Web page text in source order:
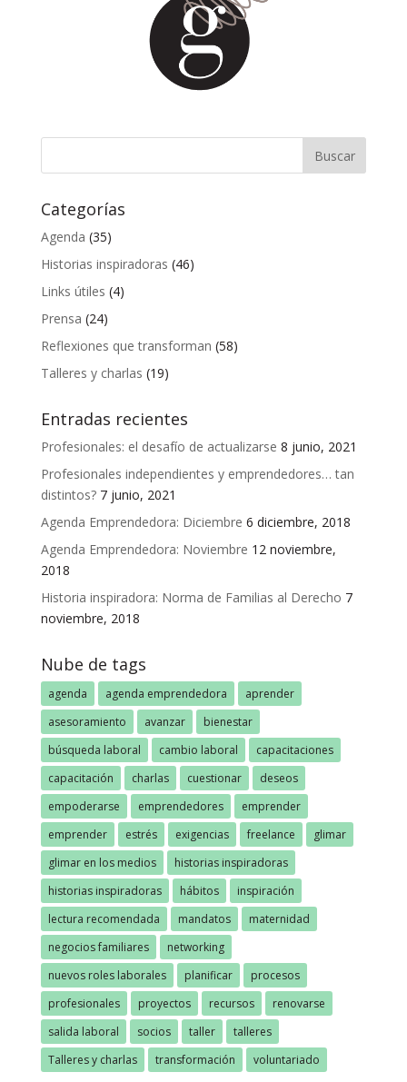
Categorías
Agenda (35)
Historias inspiradoras (46)
Links útiles (4)
Prensa (24)
Reflexiones que transforman (58)
Talleres y charlas (19)
Entradas recientes
Profesionales: el desafío de actualizarse 8 junio, 2021
Profesionales independientes y emprendedores… tan
distintos? 7 junio, 2021
Agenda Emprendedora: Diciembre 6 diciembre, 2018
Agenda Emprendedora: Noviembre 12 noviembre,
2018
Historia inspiradora: Norma de Familias al Derecho 7
noviembre, 2018
Nube de tags
agenda agenda emprendedora
aprender
asesoramiento
avanzar
bienestar
búsqueda laboral
cambio laboral
capacitaciones
capacitación
charlas cuestionar
deseos
empoderarse
emprendedores
emprender
emprender
estrés exigencias freelance
glimar
glimar en los medios
historias inspiradoras
historias inspiradoras
hábitos
inspiración
lectura recomendada
mandatos
maternidad
negocios familiares
networking
nuevos roles laborales
planificar
procesos
profesionales
proyectos recursos
renovarse
salida laboral
socios taller
talleres
Talleres y charlas
transformación voluntariado